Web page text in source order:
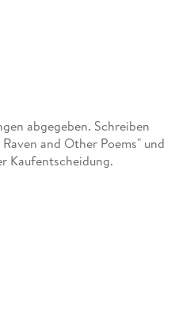
abgegeben. Schreiben
and Other Poems" und
Kaufentscheidung.